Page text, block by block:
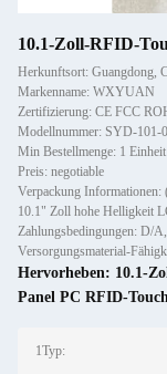
10.1-Zoll-RFID-
Herkunftsort: Guangdong,
Markenname: WXYUAN
Zertifizierung: CE FCC
Modellnummer: SYD-101-
Min Bestellmenge: 1 Einheit
Preis: negotiable
10.1" Zoll hohe Helligkeit
Zahlungsbedingungen: D/
Versorgungsmaterial-
Hervorheben: 10.1-
Panel PC RFID-
1Typ: